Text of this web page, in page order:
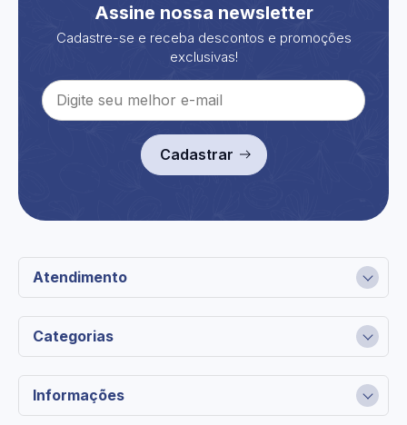
Assine nossa newsletter
Cadastre-se e receba descontos e promoções
exclusivas!
Cadastrar
Categorias
Informações
Atendimento